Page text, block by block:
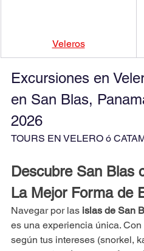
Veleros
Excursiones en
en San Blas,
2026
TOURS EN VELERO ó
Descubre San Blas
La Mejor Forma de
Navegar por las islas de San
es una experiencia única.
según tus intereses (snorkel,